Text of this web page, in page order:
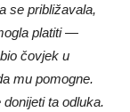
se približavala,
platiti —
čovjek u
mu pomogne.
ta odluka.